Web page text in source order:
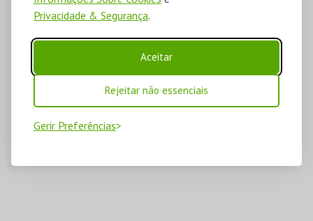
Privacidade & Segurança.
Aceitar
Rejeitar não essenciais
Gerir Preferências